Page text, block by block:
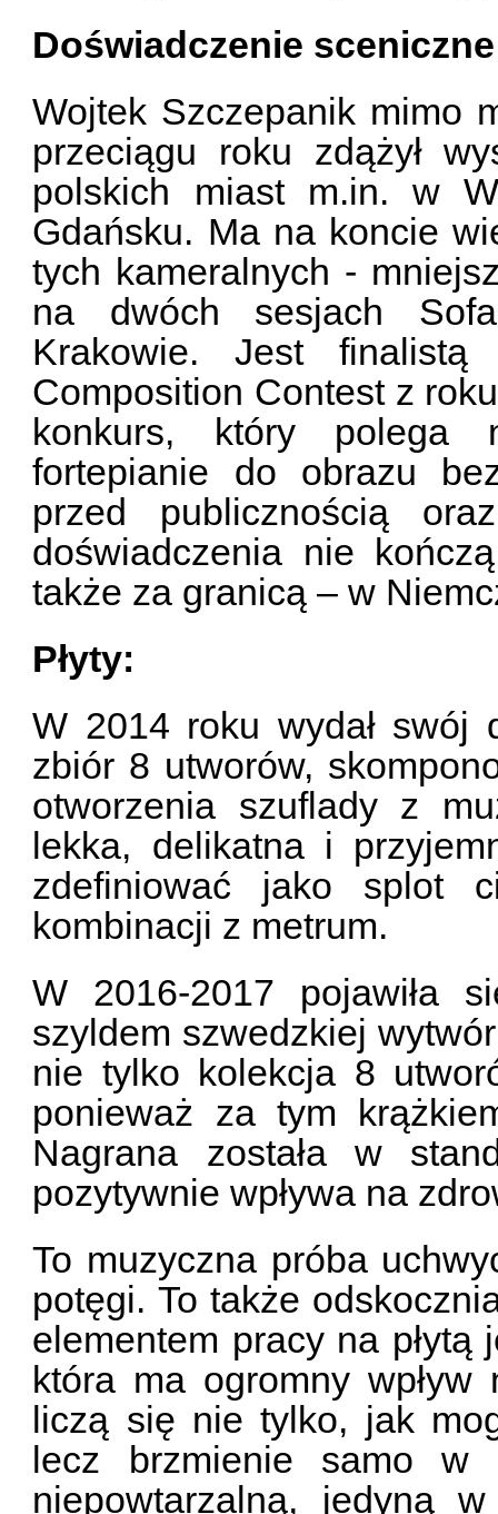
Doświadczenie
Wojtek Szczepanik mimo
przeciągu roku zdążył
polskich miast m.in. w
Gdańsku. Ma na koncie
tych kameralnych -
na dwóch sesjach
Krakowie. Jest finalistą
Composition Contest z
konkurs, który polega
fortepianie do obrazu
przed publicznością
doświadczenia nie
także za granicą – w
Płyty:
W 2014 roku wydał swój
zbiór 8 utworów,
otworzenia szuflady z
lekka, delikatna i
zdefiniować jako splot
kombinacji z metrum.
W 2016-2017 pojawiła
szyldem szwedzkiej
nie tylko kolekcja 8
ponieważ za tym
Nagrana została w
pozytywnie wpływa na
To muzyczna próba
potęgi. To także
elementem pracy na
która ma ogromny
liczą się nie tylko, jak
lecz brzmienie samo w
niepowtarzalną, jedyną